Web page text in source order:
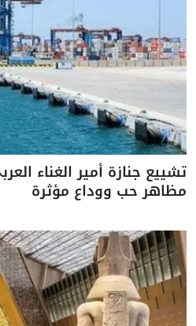
تشييع جنازة أمير الغناء
مظاهر حب ووداع مؤثرة